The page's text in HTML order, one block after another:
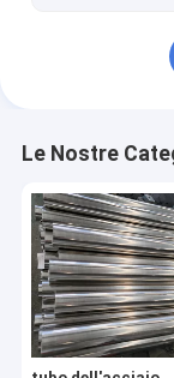
Le Nostre